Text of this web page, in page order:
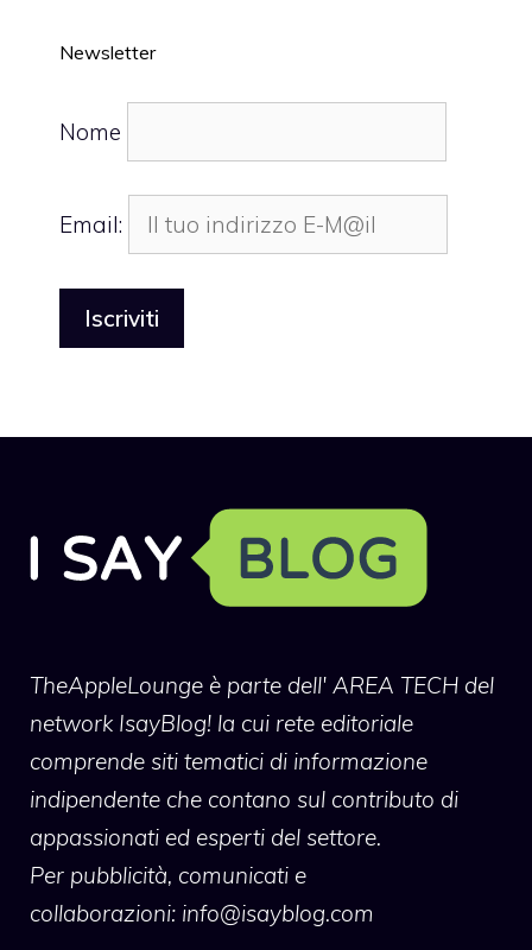
Newsletter
Nome
Email:
TheAppleLounge è parte dell' AREA TECH del
network IsayBlog! la cui rete editoriale
comprende siti tematici di informazione
indipendente che contano sul contributo di
appassionati ed esperti del settore.
Per pubblicità, comunicati e
collaborazioni: info@isayblog.com